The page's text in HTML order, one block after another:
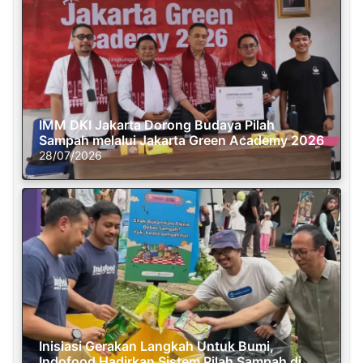
IMM DKI Jakarta Dorong Budaya Pilah
Sampah melalui Jakarta Green Academy 2026
28/07/2026
Inisiasi Gerakan Langkah Untuk Bumi,